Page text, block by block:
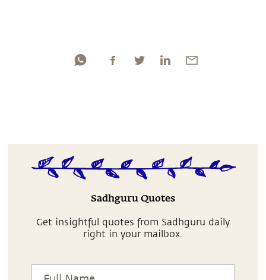
Sadhguru Quotes
Get insightful quotes from Sadhguru daily
right in your mailbox.